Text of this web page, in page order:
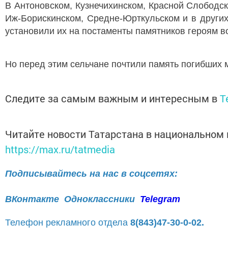
В Антоновском, Кузнечихинском, Красной
Иж-Борискинском, Средне-Юрткульском и в
установили их на постаменты памятников героям
Но перед этим сельчане почтили память погибших
Следите за самым важным и интересным в
Читайте новости Татарстана в
https://max.ru/tatmedia
Подписывайтесь на нас в соцсетях:
ВКонтакте Одноклассники Telegram
Телефон рекламного отдела 8(843)47-30-0-02.